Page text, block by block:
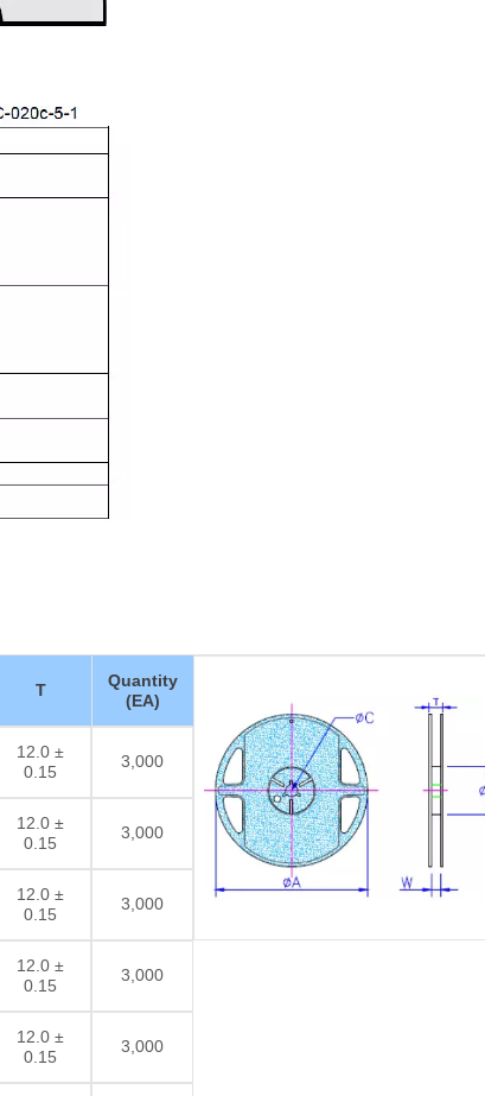
T
Quantity
(EA)
12.0 ±
0.15
3,000
12.0 ±
0.15
3,000
12.0 ±
0.15
3,000
12.0 ±
0.15
3,000
12.0 ±
0.15
3,000